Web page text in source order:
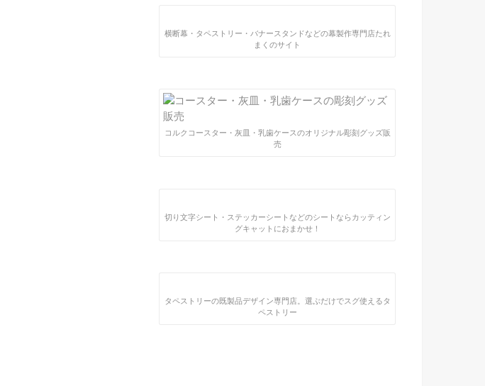
横断幕・タペストリー・バナースタンドなどの幕製作専門店たれ
まくのサイト
コルクコースター・灰皿・乳歯ケースのオリジナル彫刻グッズ販
売
切り文字シート・ステッカーシートなどのシートならカッティン
グキャットにおまかせ！
タペストリーの既製品デザイン専門店。選ぶだけでスグ使えるタ
ペストリー